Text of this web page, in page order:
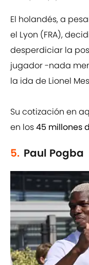
El holandés, a
el Lyon (FRA),
desperdiciar la
jugador -nada
la ida de Lionel
Su cotización en
en los45 millones
5. Paul Pogba